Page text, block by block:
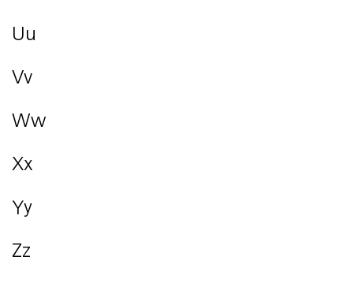
Uu
Vv
Ww
Xx
Yy
Zz